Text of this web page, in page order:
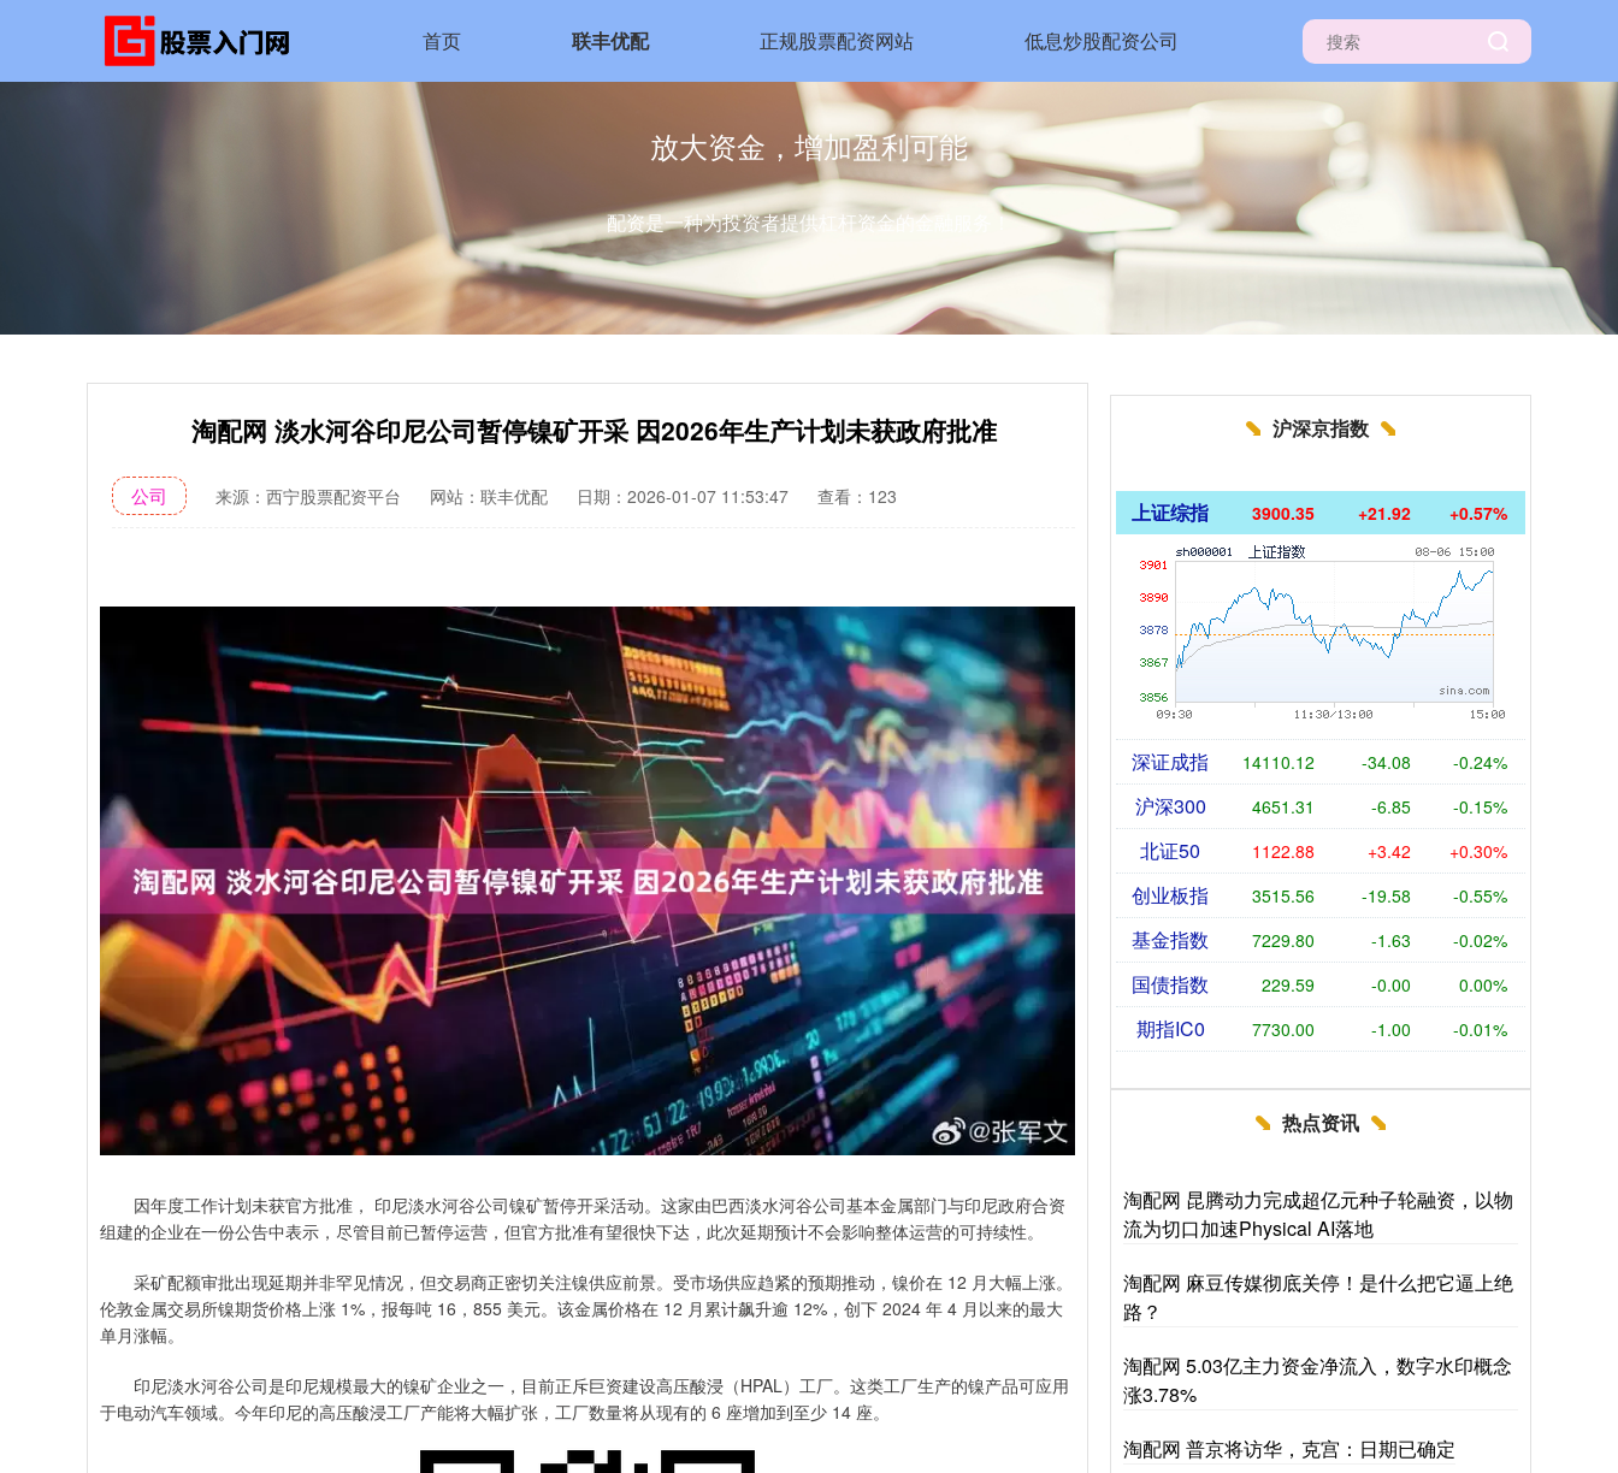
首页 联丰优配 正规股票配资网站 低息炒股配资公司
放大资金，增加盈利可能
配资是一种为投资者提供杠杆资金的金融服务！
淘配网 淡水河谷印尼公司暂停镍矿开采 因2026年生产计划未获政府批准
公司 来源：西宁股票配资平台 网站：联丰优配 日期：2026-01-07 11:53:47 查看：123
因年度工作计划未获官方批准， 印尼淡水河谷公司镍矿暂停开采活动。这家由巴西淡水河谷公司基本金属部门与印尼政府合资
组建的企业在一份公告中表示，尽管目前已暂停运营，但官方批准有望很快下达，此次延期预计不会影响整体运营的可持续性。
采矿配额审批出现延期并非罕见情况，但交易商正密切关注镍供应前景。受市场供应趋紧的预期推动，镍价在 12 月大幅上涨。
伦敦金属交易所镍期货价格上涨 1%，报每吨 16，855 美元。该金属价格在 12 月累计飙升逾 12%，创下 2024 年 4 月以来的最大
单月涨幅。
印尼淡水河谷公司是印尼规模最大的镍矿企业之一，目前正斥巨资建设高压酸浸（HPAL）工厂。这类工厂生产的镍产品可应用
于电动汽车领域。今年印尼的高压酸浸工厂产能将大幅扩张，工厂数量将从现有的 6 座增加到至少 14 座。
沪深京指数
上证综指 3900.35 +21.92 +0.57%
深证成指 14110.12 -34.08 -0.24%
沪深300 4651.31 -6.85 -0.15%
北证50 1122.88 +3.42 +0.30%
创业板指 3515.56 -19.58 -0.55%
基金指数 7229.80 -1.63 -0.02%
国债指数 229.59 -0.00 0.00%
期指IC0 7730.00 -1.00 -0.01%
热点资讯
淘配网 昆腾动力完成超亿元种子轮融资，以物
流为切口加速Physical AI落地
淘配网 麻豆传媒彻底关停！是什么把它逼上绝
路？
淘配网 5.03亿主力资金净流入，数字水印概念
涨3.78%
淘配网 普京将访华，克宫：日期已确定